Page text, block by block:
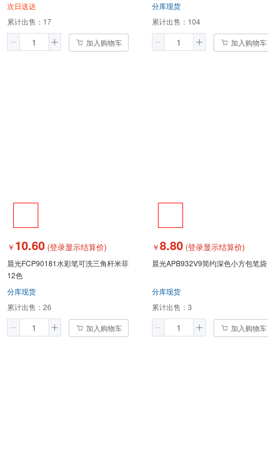
次日送达
累计出售： 17
加入购物车
分库现货
累计出售： 104
加入购物车
￥ 10.60 (登录显示结算价)
晨光FCP90181水彩笔可洗三角杆米菲
12色
分库现货
累计出售： 26
加入购物车
￥8.80 (登录显示结算价)
晨光APB932V9简约深色小方包笔袋
分库现货
累计出售： 3
加入购物车